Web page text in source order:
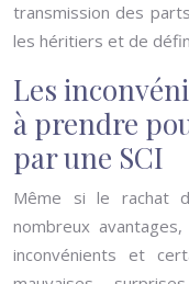
transmission des
les héritiers et de
Les
à prendre
par une SCI
Même si le rachat
nombreux
inconvénients et